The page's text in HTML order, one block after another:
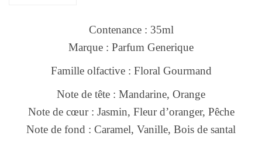
Contenance : 35ml
Marque : Parfum Generique
Famille olfactive : Floral Gourmand
Note de tête : Mandarine, Orange
Note de cœur : Jasmin, Fleur d’oranger, Pêche
Note de fond : Caramel, Vanille, Bois de santal